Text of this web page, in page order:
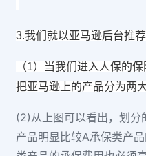
3.我们就以亚马逊后台推
（1）当我们进入人保的
把亚马逊上的产品分为两
(2)从上图可以看出，划分
产品明显比较A承保类产